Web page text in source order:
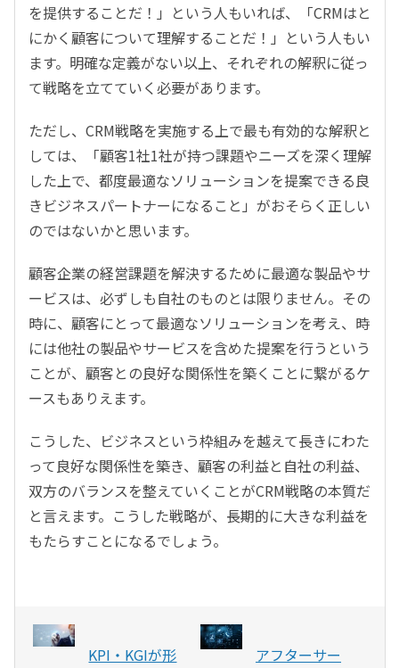
を提供することだ！」という人もいれば、「CRMはと
にかく顧客について理解することだ！」という人もい
ます。明確な定義がない以上、それぞれの解釈に従っ
て戦略を立てていく必要があります。
ただし、CRM戦略を実施する上で最も有効的な解釈と
しては、「顧客1社1社が持つ課題やニーズを深く理解
した上で、都度最適なソリューションを提案できる良
きビジネスパートナーになること」がおそらく正しい
のではないかと思います。
顧客企業の経営課題を解決するために最適な製品やサ
ービスは、必ずしも自社のものとは限りません。その
時に、顧客にとって最適なソリューションを考え、時
には他社の製品やサービスを含めた提案を行うという
ことが、顧客との良好な関係性を築くことに繋がるケ
ースもありえます。
こうした、ビジネスという枠組みを越えて長きにわた
って良好な関係性を築き、顧客の利益と自社の利益、
双方のバランスを整えていくことがCRM戦略の本質だ
と言えます。こうした戦略が、長期的に大きな利益を
もたらすことになるでしょう。
KPI・KGIが形
アフターサー